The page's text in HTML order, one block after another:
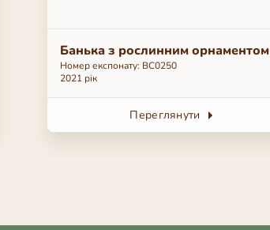
Банька з рослинним орнаментом
Номер експонату: ВС0250
2021 рік
Переглянути